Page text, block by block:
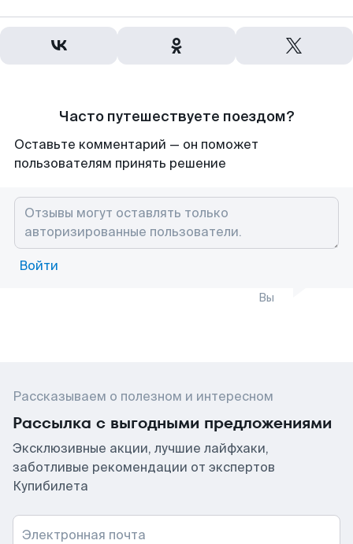
Часто путешествуете поездом?
Оставьте комментарий — он поможет
пользователям принять решение
Войти
Вы
Рассказываем о полезном и интересном
Рассылка с выгодными предложениями
Эксклюзивные акции, лучшие лайфхаки,
заботливые рекомендации от экспертов
Купибилета
Электронная почта